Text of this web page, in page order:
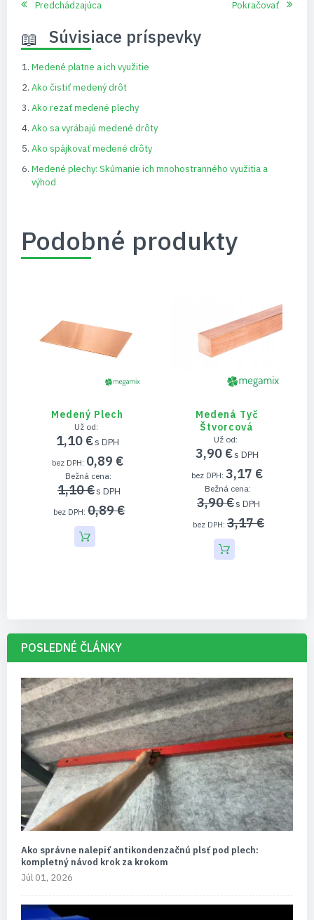
Predchádzajúca Pokračovať
Súvisiace príspevky
Medené platne a ich využitie
Ako čistiť medený drôt
Ako rezať medené plechy
Ako sa vyrábajú medené drôty
Ako spájkovať medené drôty
Medené plechy: Skúmanie ich mnohostranného využitia a
výhod
Podobné produkty
Medený Plech
Už od
1,10 €
0,89 €
Bežná cena
1,10 €
0,89 €
Medená Tyč
Štvorcová
Už od
3,90 €
3,17 €
Bežná cena
3,90 €
3,17 €
POSLEDNÉ ČLÁNKY
Ako správne nalepiť antikondenzačnú plsť pod plech:
kompletný návod krok za krokom
Júl 01, 2026